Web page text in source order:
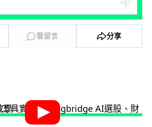
看留言 分享